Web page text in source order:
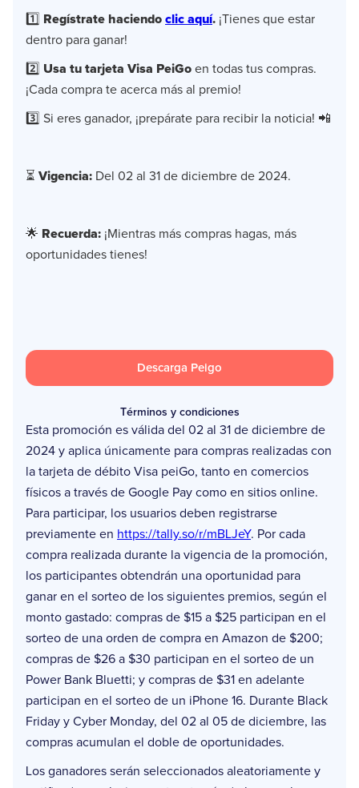
1️⃣ Regístrate haciendo clic aquí. ¡Tienes que estar
dentro para ganar!
2️⃣ Usa tu tarjeta Visa PeiGo en todas tus compras.
¡Cada compra te acerca más al premio!
3️⃣ Si eres ganador, ¡prepárate para recibir la noticia! 📲
⏳ Vigencia: Del 02 al 31 de diciembre de 2024.
🌟 Recuerda: ¡Mientras más compras hagas, más
oportunidades tienes!
Descarga Peigo
Términos y condiciones
Esta promoción es válida del 02 al 31 de diciembre de
2024 y aplica únicamente para compras realizadas con
la tarjeta de débito Visa peiGo, tanto en comercios
físicos a través de Google Pay como en sitios online.
Para participar, los usuarios deben registrarse
previamente en https://tally.so/r/mBLJeY. Por cada
compra realizada durante la vigencia de la promoción,
los participantes obtendrán una oportunidad para
ganar en el sorteo de los siguientes premios, según el
monto gastado: compras de $15 a $25 participan en el
sorteo de una orden de compra en Amazon de $200;
compras de $26 a $30 participan en el sorteo de un
Power Bank Bluetti; y compras de $31 en adelante
participan en el sorteo de un iPhone 16. Durante Black
Friday y Cyber Monday, del 02 al 05 de diciembre, las
compras acumulan el doble de oportunidades.
Los ganadores serán seleccionados aleatoriamente y